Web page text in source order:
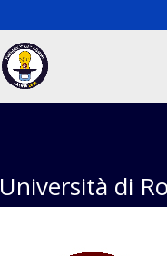
Università di